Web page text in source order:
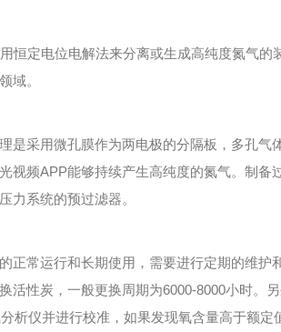
恒定电位电解法来分离或生成高纯度氮气
域。
采用微孔膜作为两电极的分隔板，多孔气
视频APP能够持续产生高纯度的氮气。制
力系统的预过滤器。
常运行和长期使用，需要进行定期的维护
活性炭，一般更换周期为6000-8000小时。
析仪并进行校准，如果发现氧含量高于额